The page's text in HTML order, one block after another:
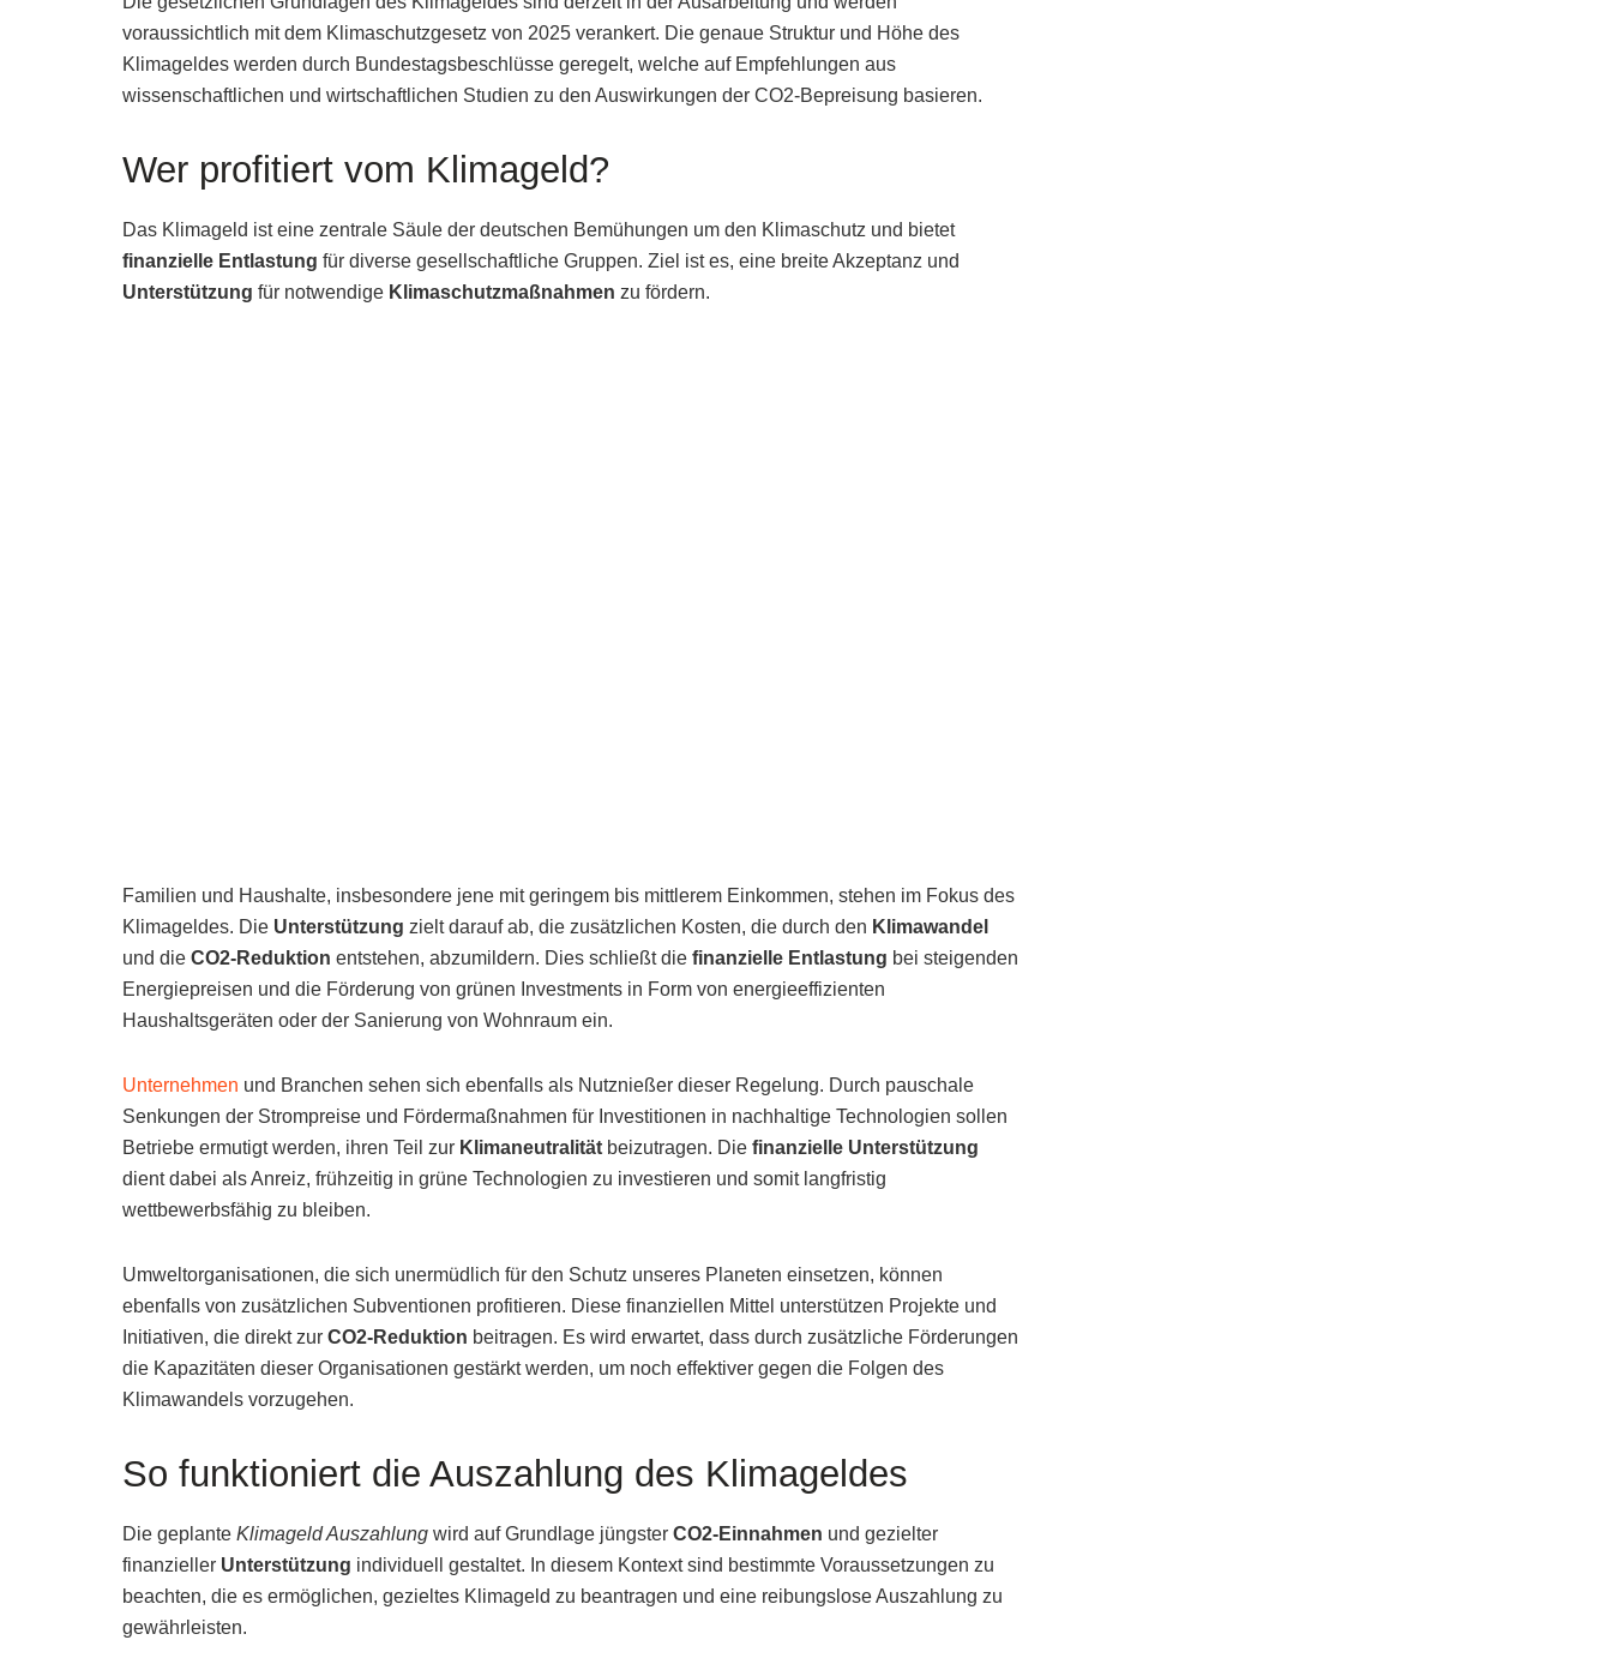
voraussichtlich mit dem Klimaschutzgesetz von 2025 verankert. Die genaue Struktur und Höhe des
Klimageldes werden durch Bundestagsbeschlüsse geregelt, welche auf Empfehlungen aus
wissenschaftlichen und wirtschaftlichen Studien zu den Auswirkungen der CO2-Bepreisung basieren.
Wer profitiert vom Klimageld?
Das Klimageld ist eine zentrale Säule der deutschen Bemühungen um den Klimaschutz und bietet
finanzielle Entlastung für diverse gesellschaftliche Gruppen. Ziel ist es, eine breite Akzeptanz und
Unterstützung für notwendige Klimaschutzmaßnahmen zu fördern.
Familien und Haushalte, insbesondere jene mit geringem bis mittlerem Einkommen, stehen im Fokus des
Klimageldes. Die Unterstützung zielt darauf ab, die zusätzlichen Kosten, die durch den Klimawandel
und die CO2-Reduktion entstehen, abzumildern. Dies schließt die finanzielle Entlastung bei steigenden
Energiepreisen und die Förderung von grünen Investments in Form von energieeffizienten
Haushaltsgeräten oder der Sanierung von Wohnraum ein.
Unternehmen und Branchen sehen sich ebenfalls als Nutznießer dieser Regelung. Durch pauschale
Senkungen der Strompreise und Fördermaßnahmen für Investitionen in nachhaltige Technologien sollen
Betriebe ermutigt werden, ihren Teil zur Klimaneutralität beizutragen. Die finanzielle Unterstützung
dient dabei als Anreiz, frühzeitig in grüne Technologien zu investieren und somit langfristig
wettbewerbsfähig zu bleiben.
Umweltorganisationen, die sich unermüdlich für den Schutz unseres Planeten einsetzen, können
ebenfalls von zusätzlichen Subventionen profitieren. Diese finanziellen Mittel unterstützen Projekte und
Initiativen, die direkt zur CO2-Reduktion beitragen. Es wird erwartet, dass durch zusätzliche Förderungen
die Kapazitäten dieser Organisationen gestärkt werden, um noch effektiver gegen die Folgen des
Klimawandels vorzugehen.
So funktioniert die Auszahlung des Klimageldes
Die geplante Klimageld Auszahlung wird auf Grundlage jüngster CO2-Einnahmen und gezielter
finanzieller Unterstützung individuell gestaltet. In diesem Kontext sind bestimmte Voraussetzungen zu
beachten, die es ermöglichen, gezieltes Klimageld zu beantragen und eine reibungslose Auszahlung zu
gewährleisten.